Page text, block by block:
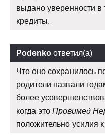
выдано уверенности в
кредиты.
Podenko ответил(а)
Что оно сохранилось
родители назвали
более
когда это Провимед
положительно усилия